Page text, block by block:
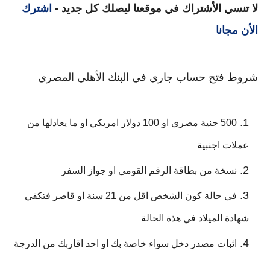
لا تنسي الأشتراك في موقعنا ليصلك كل جديد - اشترك
الأن مجانا
شروط فتح حساب جاري في البنك الأهلي المصري
500 جنية مصري او 100 دولار امريكي او ما يعادلها من
عملات اجنبية
نسخة من بطاقة الرقم القومي او جواز السفر
في حالة كون الشخص اقل من 21 سنة او قاصر فتكفي
شهادة الميلاد في هذة الحالة
اثبات مصدر دخل سواء خاصة بك او احد اقاربك من الدرجة